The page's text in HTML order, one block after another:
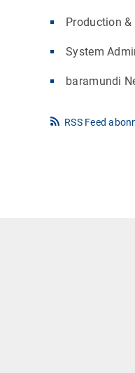
Production
System
baramundi
RSS Feed